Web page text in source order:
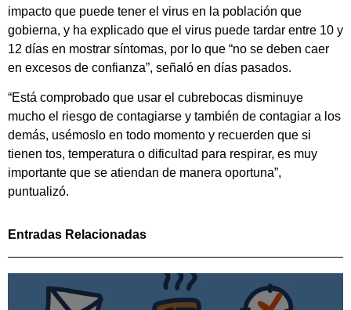
impacto que puede tener el virus en la población que
gobierna, y ha explicado que el virus puede tardar entre 10 y
12 días en mostrar síntomas, por lo que “no se deben caer
en excesos de confianza”, señaló en días pasados.
“Está comprobado que usar el cubrebocas disminuye
mucho el riesgo de contagiarse y también de contagiar a los
demás, usémoslo en todo momento y recuerden que si
tienen tos, temperatura o dificultad para respirar, es muy
importante que se atiendan de manera oportuna”,
puntualizó.
Entradas Relacionadas